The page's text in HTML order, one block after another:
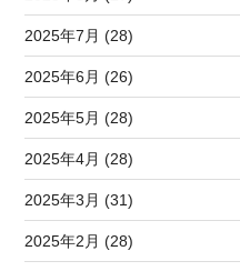
2025年7月 (28)
2025年6月 (26)
2025年5月 (28)
2025年4月 (28)
2025年3月 (31)
2025年2月 (28)